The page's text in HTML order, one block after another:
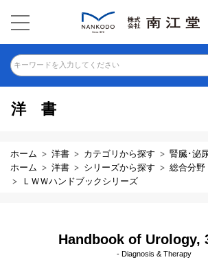
キーワードを入力してください
洋書
ホーム 洋書 カテゴリから探す 腎臓･泌
ホーム
洋書 シリーズから探す
総合分野
ＬＷＷハンドブックシリーズ
Handbook of Urology,
- Diagnosis & Therapy